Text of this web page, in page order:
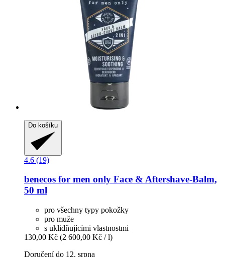
Do košíku
4.6 (19)
benecos for men only Face & Aftershave-​Balm,
50 ml
pro všechny typy pokožky
pro muže
s uklidňujícími vlastnostmi
130,00 Kč (2 600,00 Kč / l)
Doručení do 12. srpna